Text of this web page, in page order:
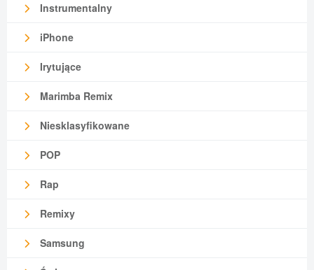
Instrumentalny
iPhone
Irytujące
Marimba Remix
Niesklasyfikowane
POP
Rap
Remixy
Samsung